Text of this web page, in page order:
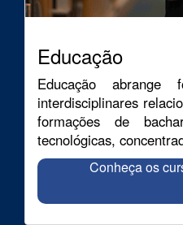
Educação
Educação abrange
interdisciplinares
formações de
tecnológicas,
Conheça os